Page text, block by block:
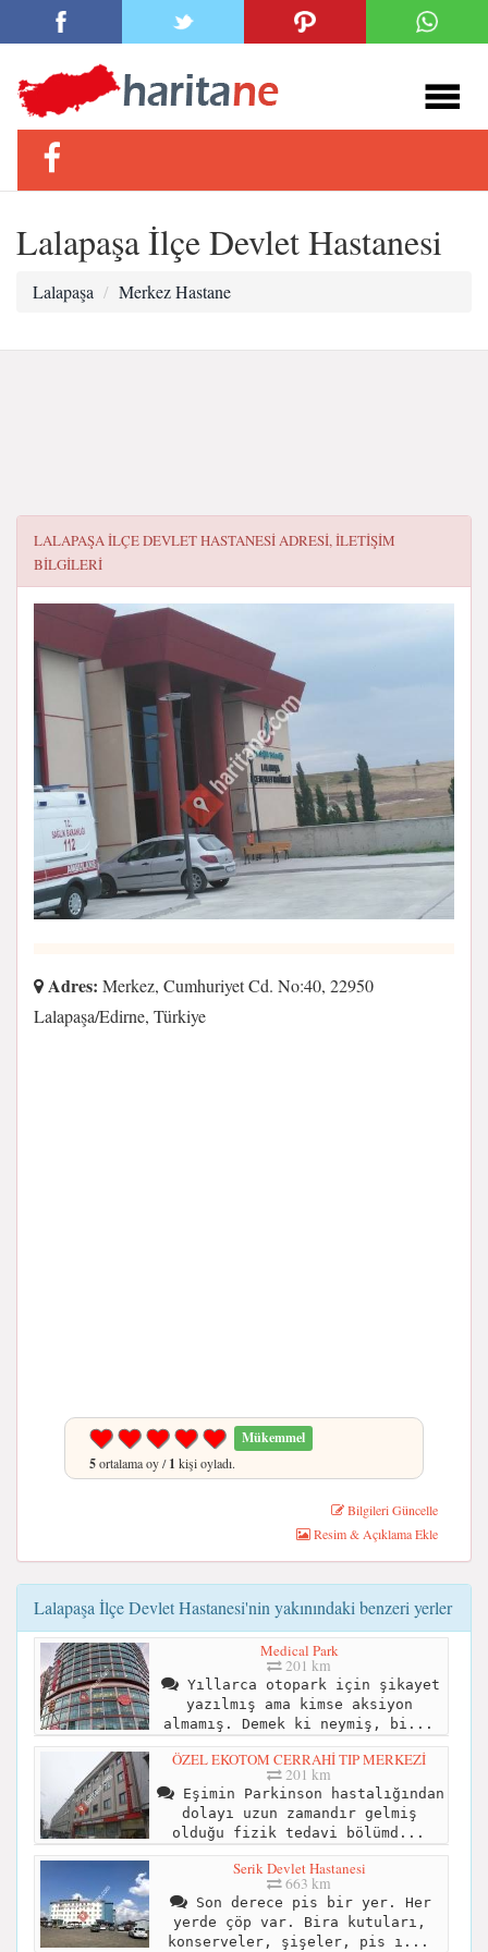
Lalapaşa İlçe Devlet Hastanesi
Lalapaşa Merkez Hastane
LALAPAŞA İLÇE DEVLET HASTANESIADRESI, ILETIŞIM
BILGILERI
Adres: Merkez, Cumhuriyet Cd. No:40, 22950
Lalapaşa/Edirne, Türkiye
Mükemmel
5ortalama oy /1 kişi oyladı.
Bilgileri Güncelle
Resim & Açıklama Ekle
Lalapaşa İlçe Devlet Hastanesi'nin yakınındaki benzeri yerler
Medical Park
201 km
Yıllarca otopark için şikayet
yazılmış ama kimse aksiyon
almamış. Demek ki neymiş, bi...
ÖZEL EKOTOM CERRAHİ TIP MERKEZİ
201 km
Eşimin Parkinson hastalığından
dolayı uzun zamandır gelmiş
olduğu fizik tedavi bölümd...
Serik Devlet Hastanesi
663 km
Son derece pis bir yer. Her
yerde çöp var. Bira kutuları,
konserveler, şişeler, pis ı...